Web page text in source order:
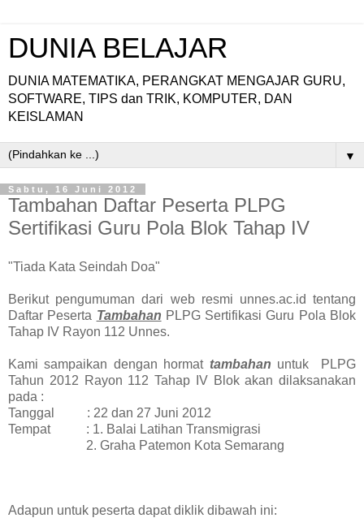
DUNIA BELAJAR
DUNIA MATEMATIKA, PERANGKAT MENGAJAR GURU,
SOFTWARE, TIPS dan TRIK, KOMPUTER, DAN
KEISLAMAN
▼
Sabtu, 16 Juni 2012
Tambahan Daftar Peserta PLPG
Sertifikasi Guru Pola Blok Tahap IV
"Tiada Kata Seindah Doa"
Berikut pengumuman dari web resmi unnes.ac.id tentang
Daftar Peserta Tambahan PLPG Sertifikasi Guru Pola Blok
Tahap IV Rayon 112 Unnes.
Kami sampaikan dengan hormat tambahan untuk PLPG
Tahun 2012 Rayon 112 Tahap IV Blok akan dilaksanakan
pada :
Tanggal : 22 dan 27 Juni 2012
Tempat : 1. Balai Latihan Transmigrasi
2. Graha Patemon Kota Semarang
Adapun untuk peserta dapat diklik dibawah ini: